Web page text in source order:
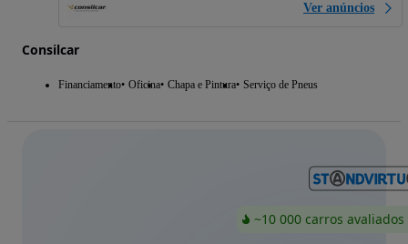
Ver anúncios
Consilcar
Financiamento Oficina Chapa e Pintura Serviço de Pneus
~10 000 carros